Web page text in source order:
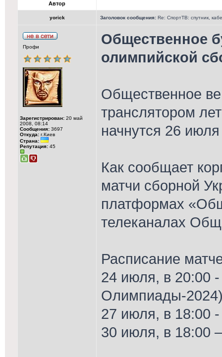
Автор
yorick Заголовок сообщения: Re: СпортТВ: спутник,
Профи
Зарегистрирован: 20 май
2008, 08:14
Сообщения: 3697
Откуда: г.Киев
Страна:
Репутация: 45
Общественное
олимпийской
Общественное
транслятором
начнутся 26
Как сообщает
матчи сборной
платформах
телеканалах
Расписание
24 июля, в 20:00
Олимпиады-
27 июля, в 18:00
30 июля, в 18:00